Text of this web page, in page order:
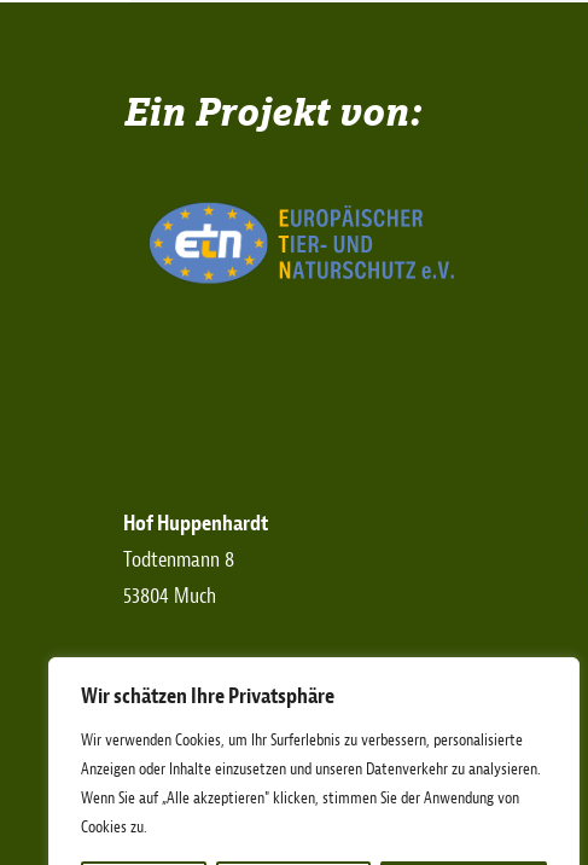
Wir schätzen Ihre Privatsphäre
Wir verwenden Cookies, um Ihr Surferlebnis zu verbessern, personalisierte
Anzeigen oder Inhalte einzusetzen und unseren Datenverkehr zu analysieren.
Wenn Sie auf „Alle akzeptieren" klicken, stimmen Sie der Anwendung von
Cookies zu.
Ein Projekt von:
Hof Huppenhardt
Todtenmann 8
53804 Much
Telefax: +49 (0)2245-6190-11
E-Mail:info[at]etn-ev.de